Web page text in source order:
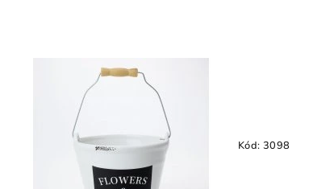
Kód: 3098